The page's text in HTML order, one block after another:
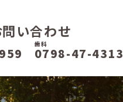
問い合わせ
歯科
0798-47-4313